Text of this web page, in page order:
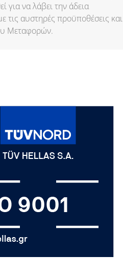
για να λάβει την άδεια
τις αυστηρές προϋποθέσεις και
Μεταφορών.